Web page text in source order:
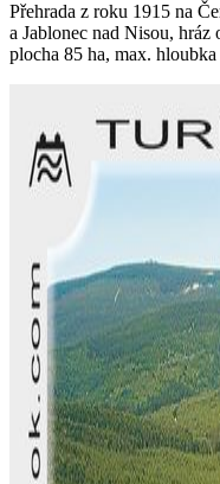
Přehrada z roku 1915 na
a Jablonec nad Nisou,
plocha 85 ha, max.